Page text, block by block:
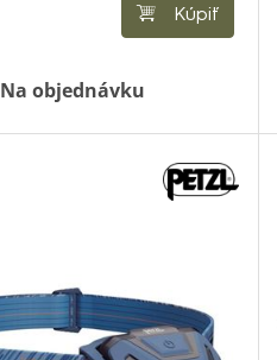
Kúpiť
Na objednávku